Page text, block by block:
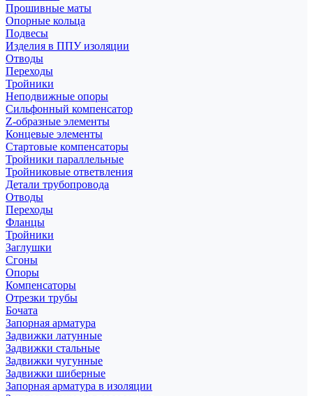
Прошивные маты
Опорные кольца
Подвесы
Изделия в ППУ изоляции
Отводы
Переходы
Тройники
Неподвижные опоры
Cильфонный компенсатор
Z-образные элементы
Концевые элементы
Стартовые компенсаторы
Тройники параллельные
Тройниковые ответвления
Детали трубопровода
Отводы
Переходы
Фланцы
Тройники
Заглушки
Сгоны
Опоры
Компенсаторы
Отрезки трубы
Бочата
Запорная арматура
Задвижки латунные
Задвижки стальные
Задвижки чугунные
Задвижки шиберные
Запорная арматура в изоляции